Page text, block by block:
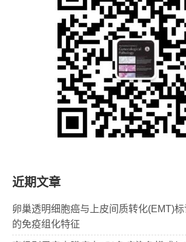
近期文章
卵巢透明细胞癌与上皮间质转化(EMT)
的免疫组化特征